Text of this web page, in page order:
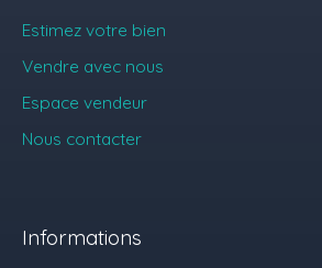
Estimez votre bien
Vendre avec nous
Espace vendeur
Nous contacter
Informations